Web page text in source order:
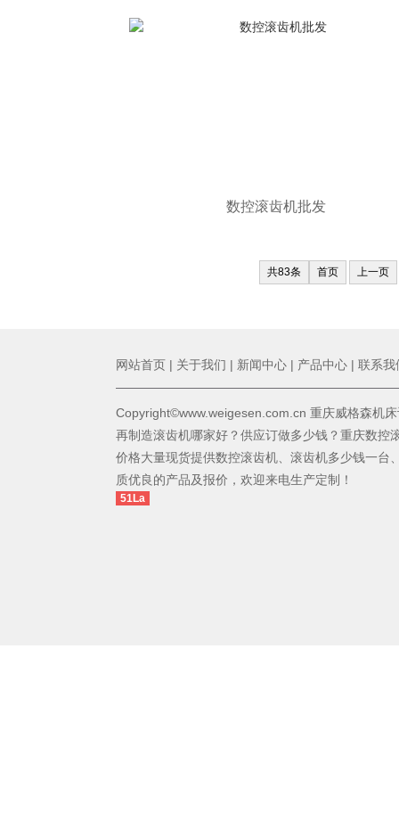
数控滚齿机批发
共83条 首页 上一页
网站首页 | 关于我们 | 新闻中心 | 产品中心 | 联系我
Copyright©www.weigesen.com.cn 重庆威格森机
再制造滚齿机哪家好？供应订做多少钱？重庆数控
价格大量现货提供数控滚齿机、滚齿机多少钱一台
质优良的产品及报价，欢迎来电生产定制！
51La